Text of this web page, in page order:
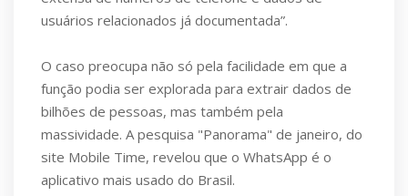
usuários relacionados já documentada”.
O caso preocupa não só pela facilidade em que a
função podia ser explorada para extrair dados de
bilhões de pessoas, mas também pela
massividade. A pesquisa "Panorama" de janeiro, do
site Mobile Time, revelou que o WhatsApp é o
aplicativo mais usado do Brasil.